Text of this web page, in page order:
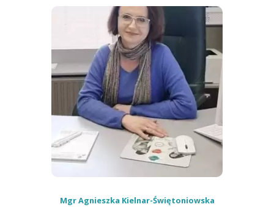
Mgr Agnieszka Kielnar-Świętoniowska